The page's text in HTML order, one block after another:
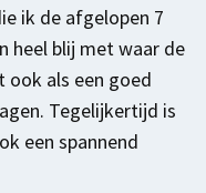
ik de afgelopen 7
heel blij met waar de
ook als een goed
Tegelijkertijd is
een spannend